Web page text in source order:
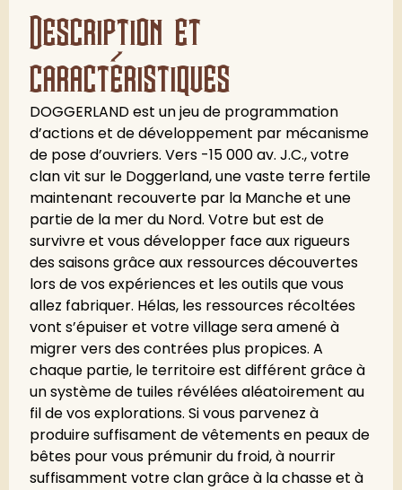
Description et
caractéristiques
DOGGERLAND est un jeu de programmation
d’actions et de développement par mécanisme
de pose d’ouvriers. Vers -15 000 av. J.C., votre
clan vit sur le Doggerland, une vaste terre fertile
maintenant recouverte par la Manche et une
partie de la mer du Nord. Votre but est de
survivre et vous développer face aux rigueurs
des saisons grâce aux ressources découvertes
lors de vos expériences et les outils que vous
allez fabriquer. Hélas, les ressources récoltées
vont s’épuiser et votre village sera amené à
migrer vers des contrées plus propices. A
chaque partie, le territoire est différent grâce à
un système de tuiles révélées aléatoirement au
fil de vos explorations. Si vous parvenez à
produire suffisament de vêtements en peaux de
bêtes pour vous prémunir du froid, à nourrir
suffisamment votre clan grâce à la chasse et à